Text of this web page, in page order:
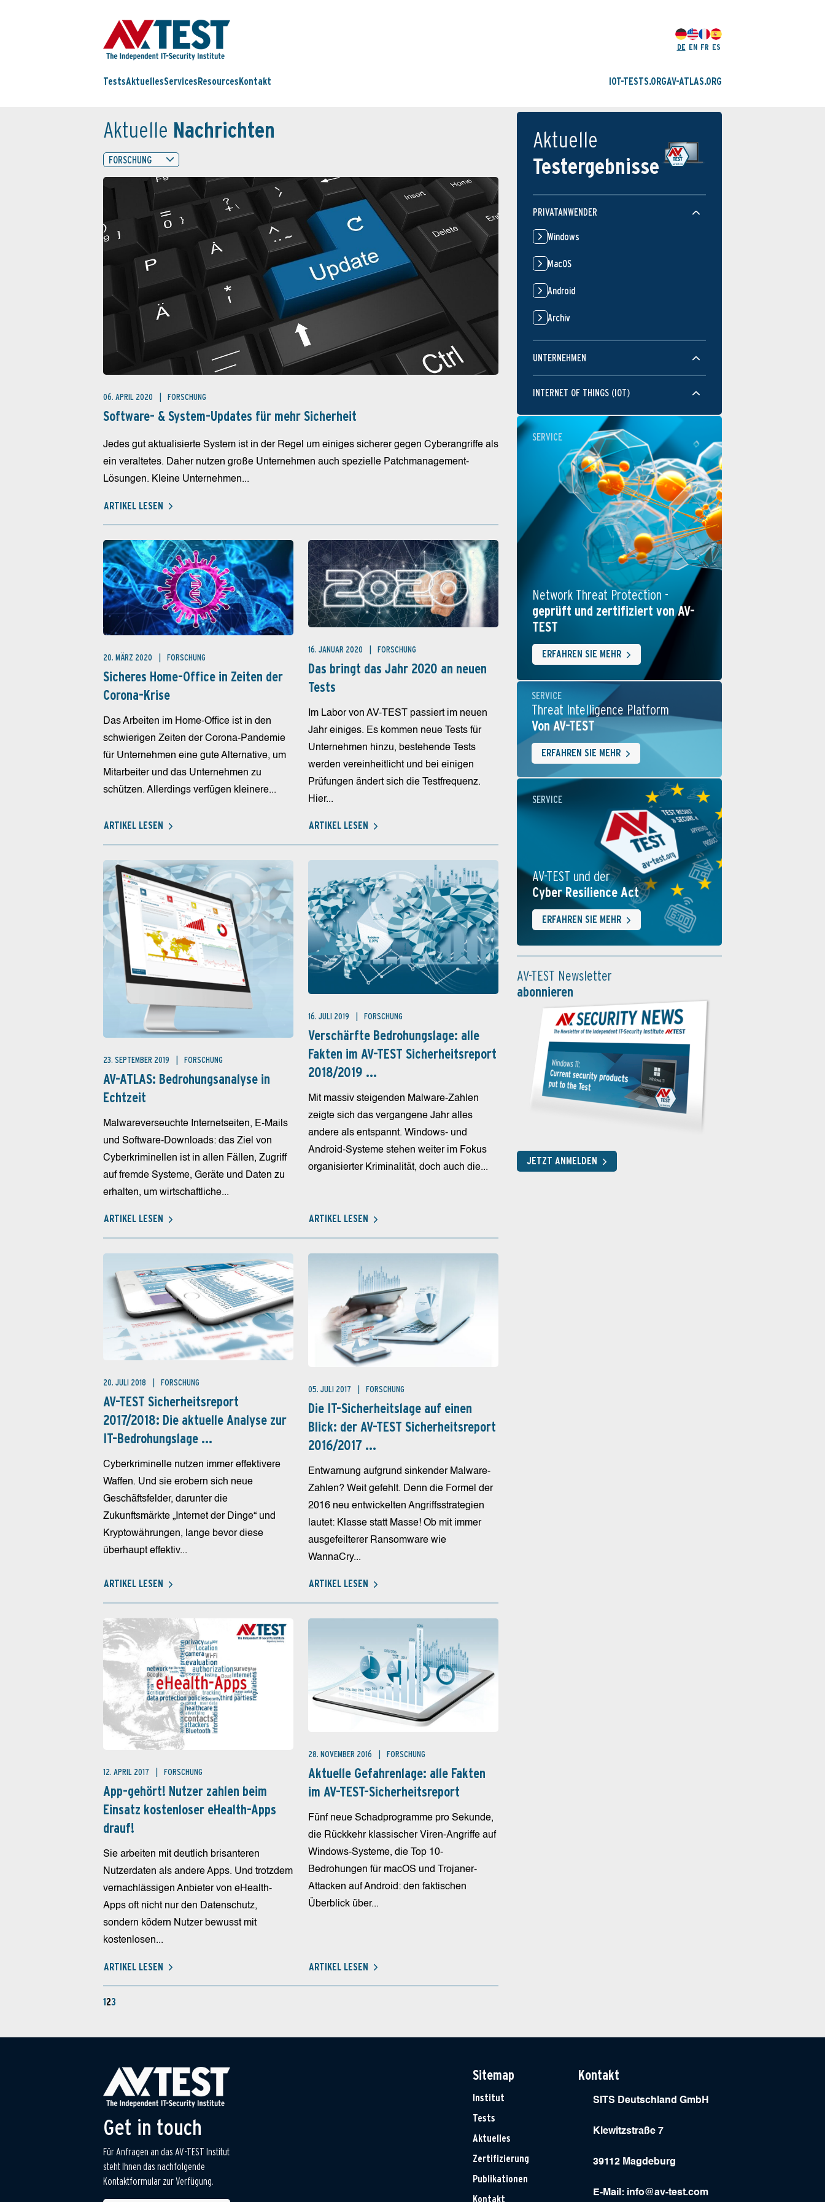
DE EN FR ES
TestsAktuellesServices Resources Kontakt IOT-TESTS.ORGAV-ATLAS.ORG
Aktuelle Nachrichten
FORSCHUNG
06. APRIL 2020 FORSCHUNG
Software- & System-Updates für mehr Sicherheit
Jedes gut aktualisierte System ist in der Regel um einiges sicherer gegen Cyberangriffe als
ein veraltetes. Daher nutzen große Unternehmen auch spezielle Patchmanagement-
Lösungen. Kleine Unternehmen...
ARTIKEL LESEN
20. MÄRZ 2020 FORSCHUNG
Sicheres Home-Office in Zeiten der
Corona-Krise
Das Arbeiten im Home-Office ist in den
schwierigen Zeiten der Corona-Pandemie
für Unternehmen eine gute Alternative, um
Mitarbeiter und das Unternehmen zu
schützen. Allerdings verfügen kleinere...
ARTIKEL LESEN
16. JANUAR 2020 FORSCHUNG
Das bringt das Jahr 2020 an neuen
Tests
Im Labor von AV-TEST passiert im neuen
Jahr einiges. Es kommen neue Tests für
Unternehmen hinzu, bestehende Tests
werden vereinheitlicht und bei einigen
Prüfungen ändert sich die Testfrequenz.
Hier...
ARTIKEL LESEN
23. SEPTEMBER 2019 FORSCHUNG
AV-ATLAS: Bedrohungsanalyse in
Echtzeit
Malwareverseuchte Internetseiten, E-Mails
und Software-Downloads: das Ziel von
Cyberkriminellen ist in allen Fällen, Zugriff
auf fremde Systeme, Geräte und Daten zu
erhalten, um wirtschaftliche...
ARTIKEL LESEN
16. JULI 2019 FORSCHUNG
Verschärfte Bedrohungslage: alle
Fakten im AV-TEST Sicherheitsreport
2018/2019 ...
Mit massiv steigenden Malware-Zahlen
zeigte sich das vergangene Jahr alles
andere als entspannt. Windows- und
Android-Systeme stehen weiter im Fokus
organisierter Kriminalität, doch auch die...
ARTIKEL LESEN
20. JULI 2018 FORSCHUNG
AV-TEST Sicherheitsreport
2017/2018: Die aktuelle Analyse zur
IT-Bedrohungslage ...
Cyberkriminelle nutzen immer effektivere
Waffen. Und sie erobern sich neue
Geschäftsfelder, darunter die
Zukunftsmärkte „Internet der Dinge“ und
Kryptowährungen, lange bevor diese
überhaupt effektiv...
ARTIKEL LESEN
05. JULI 2017 FORSCHUNG
Die IT-Sicherheitslage auf einen
Blick: der AV-TEST Sicherheitsreport
2016/2017 ...
Entwarnung aufgrund sinkender Malware-
Zahlen? Weit gefehlt. Denn die Formel der
2016 neu entwickelten Angriffsstrategien
lautet: Klasse statt Masse! Ob mit immer
ausgefeilterer Ransomware wie
WannaCry...
ARTIKEL LESEN
12. APRIL 2017 FORSCHUNG
App-gehört! Nutzer zahlen beim
Einsatz kostenloser eHealth-Apps
drauf!
Sie arbeiten mit deutlich brisanteren
Nutzerdaten als andere Apps. Und trotzdem
vernachlässigen Anbieter von eHealth-
Apps oft nicht nur den Datenschutz,
sondern ködern Nutzer bewusst mit
kostenlosen...
ARTIKEL LESEN
28. NOVEMBER 2016 FORSCHUNG
Aktuelle Gefahrenlage: alle Fakten
im AV-TEST-Sicherheitsreport
Fünf neue Schadprogramme pro Sekunde,
die Rückkehr klassischer Viren-Angriffe auf
Windows-Systeme, die Top 10-
Bedrohungen für macOS und Trojaner-
Attacken auf Android: den faktischen
Überblick über...
ARTIKEL LESEN
123
Aktuelle
Testergebnisse
PRIVATANWENDER
Windows
MacOS
Android
Archiv
UNTERNEHMEN
INTERNET OF THINGS (IOT)
SERVICE
Network Threat Protection -
geprüft und zertifiziert von AV-
TEST
ERFAHREN SIE MEHR
SERVICE
Threat Intelligence Platform
Von AV-TEST
ERFAHREN SIE MEHR
SERVICE
AV-TEST und der
Cyber Resilience Act
ERFAHREN SIE MEHR
AV-TEST Newsletter
abonnieren
JETZT ANMELDEN
Get in touch
Für Anfragen an das AV-TEST Institut
steht Ihnen das nachfolgende
Kontaktformular zur Verfügung.
Sitemap
Institut
Tests
Aktuelles
Zertifizierung
Publikationen
Kontakt
Kontakt
SITS Deutschland GmbH
Klewitzstraße 7
39112 Magdeburg
E-Mail: info@av-test.com